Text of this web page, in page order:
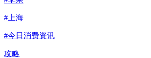
#上海
#今日消费资讯
攻略